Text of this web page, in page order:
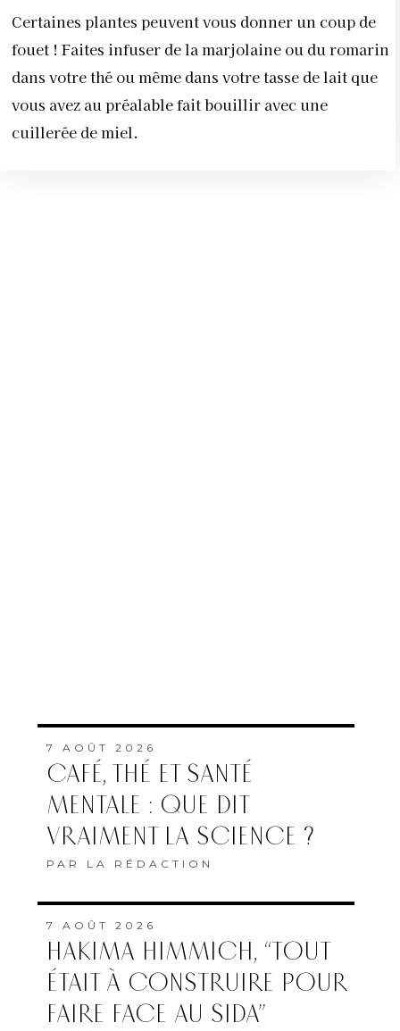
Certaines plantes peuvent vous donner un coup de
fouet ! Faites infuser de la marjolaine ou du romarin
dans votre thé ou même dans votre tasse de lait que
vous avez au préalable fait bouillir avec une
cuillerée de miel.
7 AOÛT 2026
CAFÉ, THÉ ET SANTÉ
MENTALE : QUE DIT
VRAIMENT LA SCIENCE ?
PAR LA RÉDACTION
7 AOÛT 2026
HAKIMA HIMMICH, “TOUT
ÉTAIT À CONSTRUIRE POUR
FAIRE FACE AU SIDA”